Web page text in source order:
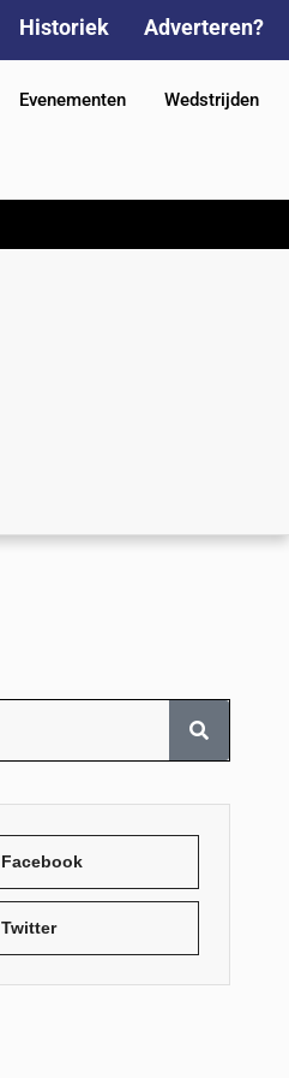
Historiek Adverteren?
Evenementen Wedstrijden
Facebook
Twitter